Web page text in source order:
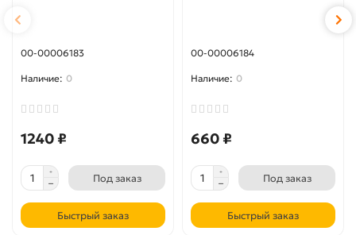
00-00006183
0
1240 ₽
Под заказ
Быстрый заказ
00-00006184
0
660 ₽
Под заказ
Быстрый заказ